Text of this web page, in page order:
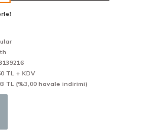
TL + KDV
TL (%3,00 havale indirimi)